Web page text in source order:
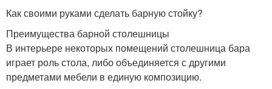
Как своими руками сделать барную стойку?
Преимущества барной столешницы
В интерьере некоторых помещений столешница бара
играет роль стола, либо объединяется с другими
предметами мебели в единую композицию.